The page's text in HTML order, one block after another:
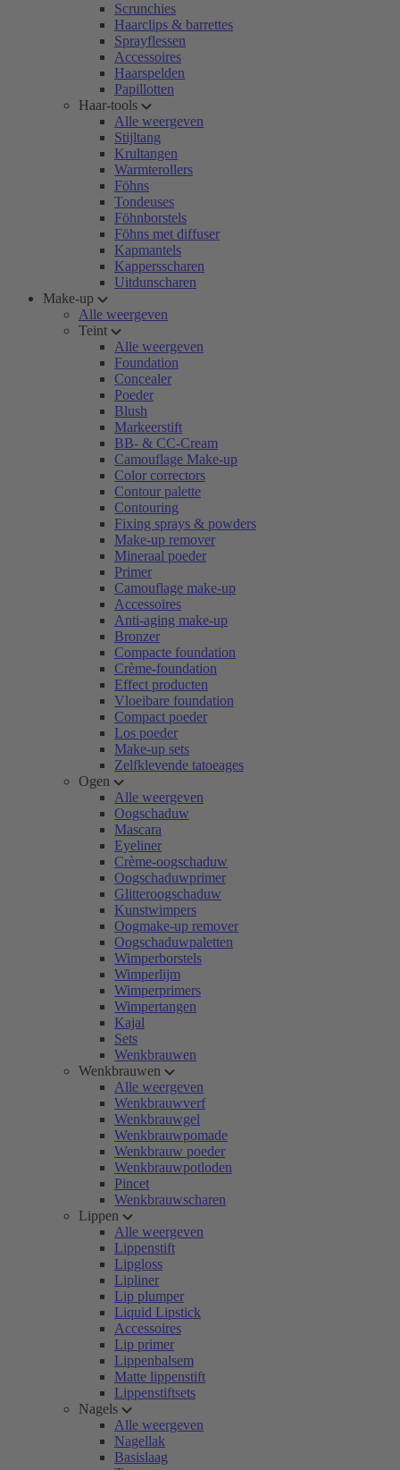
Scrunchies
Haarclips & barrettes
Sprayflessen
Accessoires
Haarspelden
Papillotten
Haar-tools
Alle weergeven
Stijltang
Krultangen
Warmterollers
Föhns
Tondeuses
Föhnborstels
Föhns met diffuser
Kapmantels
Kappersscharen
Uitdunscharen
Make-up
Alle weergeven
Teint
Alle weergeven
Foundation
Concealer
Poeder
Blush
Markeerstift
BB- & CC-Cream
Camouflage Make-up
Color correctors
Contour palette
Contouring
Fixing sprays & powders
Make-up remover
Mineraal poeder
Primer
Camouflage make-up
Accessoires
Anti-aging make-up
Bronzer
Compacte foundation
Crème-foundation
Effect producten
Vloeibare foundation
Compact poeder
Los poeder
Make-up sets
Zelfklevende tatoeages
Ogen
Alle weergeven
Oogschaduw
Mascara
Eyeliner
Crème-oogschaduw
Oogschaduwprimer
Glitteroogschaduw
Kunstwimpers
Oogmake-up remover
Oogschaduwpaletten
Wimperborstels
Wimperlijm
Wimperprimers
Wimpertangen
Kajal
Sets
Wenkbrauwen
Wenkbrauwen
Alle weergeven
Wenkbrauwverf
Wenkbrauwgel
Wenkbrauwpomade
Wenkbrauw poeder
Wenkbrauwpotloden
Pincet
Wenkbrauwscharen
Lippen
Alle weergeven
Lippenstift
Lipgloss
Lipliner
Lip plumper
Liquid Lipstick
Accessoires
Lip primer
Lippenbalsem
Matte lippenstift
Lippenstiftsets
Nagels
Alle weergeven
Nagellak
Basislaag